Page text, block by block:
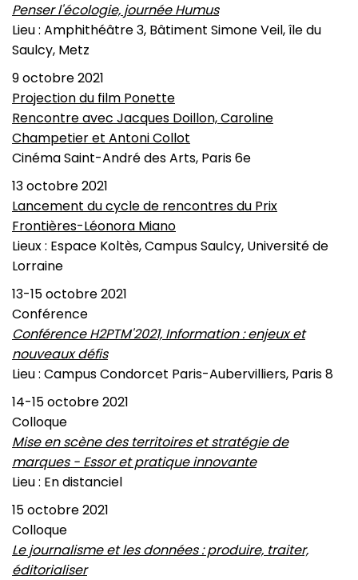
Penser l'écologie, journée Humus
Lieu : Amphithéâtre 3, Bâtiment Simone Veil, île du
Saulcy, Metz
9 octobre 2021
Projection du film Ponette
Rencontre avec Jacques Doillon, Caroline
Champetier et Antoni Collot
Cinéma Saint-André des Arts, Paris 6e
13 octobre 2021
Lancement du cycle de rencontres du Prix
Frontières-Léonora Miano
Lieux : Espace Koltès, Campus Saulcy, Université de
Lorraine
13-15 octobre 2021
Conférence
Conférence H2PTM'2021, Information : enjeux et
nouveaux défis
Lieu : Campus Condorcet Paris-Aubervilliers, Paris 8
14-15 octobre 2021
Colloque
Mise en scène des territoires et stratégie de
marques - Essor et pratique innovante
Lieu : En distanciel
15 octobre 2021
Colloque
Le journalisme et les données : produire, traiter,
éditorialiser